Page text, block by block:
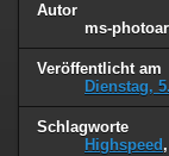
Autor
ms-
Veröffentlicht am
Dienstag,
Schlagworte
Highspeed ,